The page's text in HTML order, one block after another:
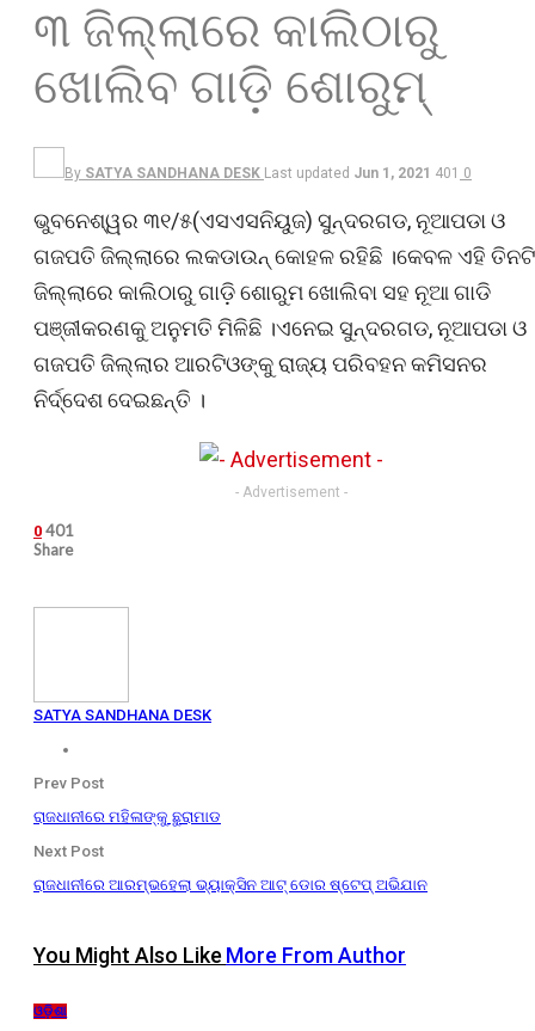
୩ ଜିଲ୍ଲାରେ କାଲିଠାରୁ
ଖୋଲିବ ଗାଡ଼ି ଶୋରୁମ୍
By SATYA SANDHANA DESK Last updated Jun 1, 2021 401 0
ଭୁବନେଶ୍ୱର ୩୧/୫(ଏସଏସନିୟୁଜ) ସୁନ୍ଦରଗଡ, ନୂଆପଡା ଓ
ଗଜପତି ଜିଲ୍ଲାରେ ଲକଡାଉନ୍ କୋହଳ ରହିଛି ।କେବଳ ଏହି ତିନଟି
ଜିଲ୍ଲାରେ କାଲିଠାରୁ ଗାଡ଼ି ଶୋରୁମ ଖୋଲିବା ସହ ନୂଆ ଗାଡି
ପଞ୍ଜୀକରଣକୁ ଅନୁମତି ମିଳିଛି ।ଏନେଇ ସୁନ୍ଦରଗଡ, ନୂଆପଡା ଓ
ଗଜପତି ଜିଲ୍ଲାର ଆରଟିଓଙ୍କୁ ରାଜ୍ୟ ପରିବହନ କମିସନର
ନିର୍ଦ୍ଦେଶ ଦେଇଛନ୍ତି ।
- Advertisement -
0 401
Share
SATYA SANDHANA DESK
Prev Post
ରାଜଧାନୀରେ ମହିଳାଙ୍କୁ ଛୁରାମାଡ
Next Post
ରାଜଧାନୀରେ ଆରମ୍ଭହେଲା ଭ୍ୟାକ୍ସିନ ଆଟ୍ ଡୋର ଷ୍ଟେପ୍ ଅଭିଯାନ
You Might Also Like More From Author
ଓଡ଼ିଶା